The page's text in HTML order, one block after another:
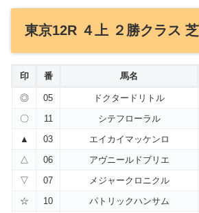
東京12R ４上 ２勝クラス
印 番 馬名
◎ 05 ドクタードリトル
〇
11 シテフローラル
▲
03 エイカイマッケンロ
△
06 アヴニールドブリエ
▽
07 メジャークロニクル
☆
10 パトリックハンサム